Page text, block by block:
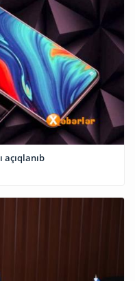
açıqlanıb